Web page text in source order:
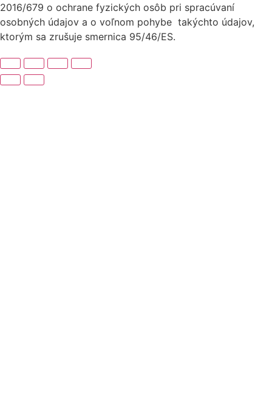
2016/679 o ochrane fyzických osôb pri spracúvaní
osobných údajov a o voľnom pohybe takýchto údajov,
ktorým sa zrušuje smernica 95/46/ES.